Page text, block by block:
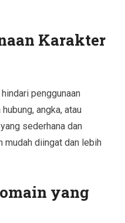
Karakter
penggunaan
angka, atau
sederhana dan
mudah diingat dan lebih
yang